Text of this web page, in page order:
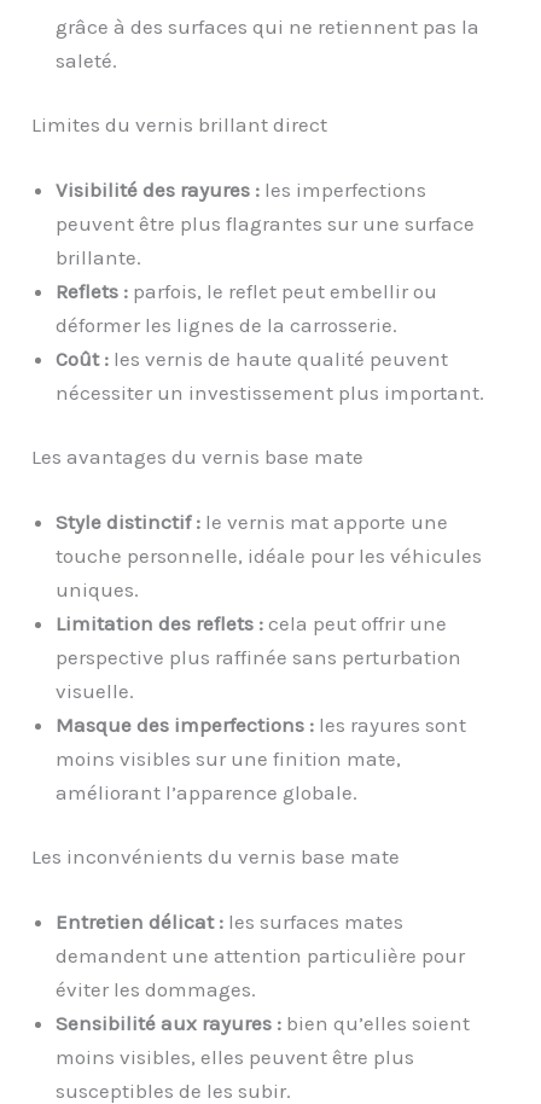
grâce à des surfaces qui ne retiennent pas la
saleté.
Limites du vernis brillant direct
Visibilité des rayures : les imperfections
peuvent être plus flagrantes sur une surface
brillante.
Reflets : parfois, le reflet peut embellir ou
déformer les lignes de la carrosserie.
Coût : les vernis de haute qualité peuvent
nécessiter un investissement plus important.
Les avantages du vernis base mate
Style distinctif : le vernis mat apporte une
touche personnelle, idéale pour les véhicules
uniques.
Limitation des reflets : cela peut offrir une
perspective plus raffinée sans perturbation
visuelle.
Masque des imperfections : les rayures sont
moins visibles sur une finition mate,
améliorant l’apparence globale.
Les inconvénients du vernis base mate
Entretien délicat : les surfaces mates
demandent une attention particulière pour
éviter les dommages.
Sensibilité aux rayures : bien qu’elles soient
moins visibles, elles peuvent être plus
susceptibles de les subir.